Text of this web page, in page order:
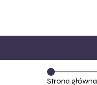
Strona główna